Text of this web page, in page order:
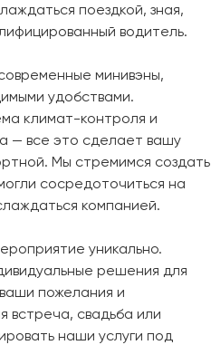
поездкой, зная,
водитель.
минивэны,
удобствами.
климат-контроля и
— все это сделает вашу
Мы стремимся создать
сосредоточиться на
компанией.
уникально.
решения для
пожелания и
встреча, свадьба или
наши услуги под